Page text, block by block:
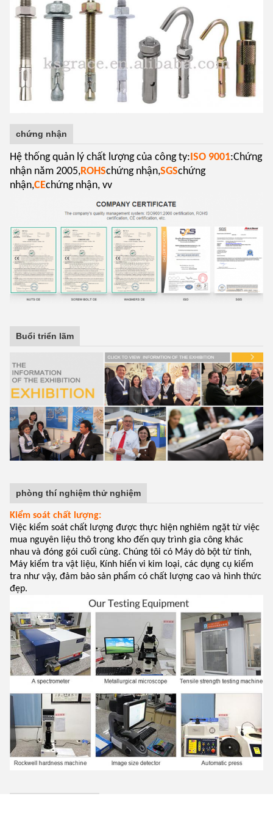
chứng nhận
Hệ thống quản lý chất lượng của công ty:ISO 9001:Chứng
nhận năm 2005,ROHSchứng nhận,SGSchứng
nhận,CEchứng nhận, vv
Buổi triển lãm
phòng thí nghiệm thử nghiệm
Kiểm soát chất lượng:
Việc kiểm soát chất lượng được thực hiện nghiêm ngặt từ việc
mua nguyên liệu thô trong kho đến quy trình gia công khác
nhau và đóng gói cuối cùng. Chúng tôi có Máy dò bột từ tính,
Máy kiểm tra vật liệu, Kính hiển vi kim loại, các dụng cụ kiểm
tra như vậy, đảm bảo sản phẩm có chất lượng cao và hình thức
đẹp.